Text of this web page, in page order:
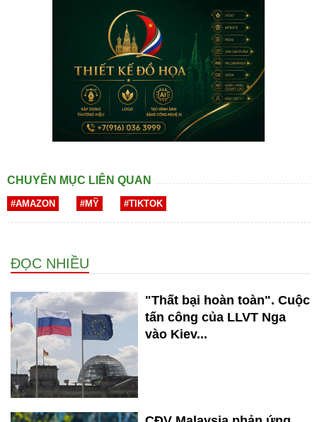
CHUYÊN MỤC LIÊN QUAN
#AMAZON #MỸ #TIKTOK
ĐỌC NHIỀU
"Thất bại hoàn toàn". Cuộc
tấn công của LLVT Nga
vào Kiev...